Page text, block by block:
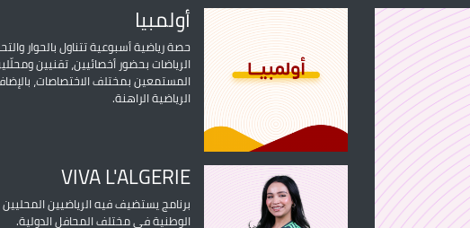
أولمبيا
حصة رياضية أسبوعية تتناول بالحوار
الرياضات بحضور أخصائيين، تقنيين
المستمعين بمختلف الاختصاصات،
الرياضية الراهنة.
VIVA L'ALGERIE
برنامج يستضيف فيه الرياضيين المحليين
الوطنية في مختلف المحافل الدولية.